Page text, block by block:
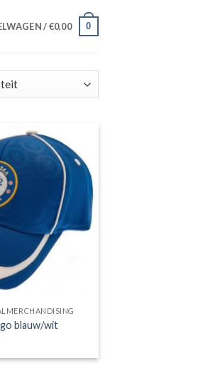
/€0,00 0
Toevoegen
aan
wenslijst
blauw/wit